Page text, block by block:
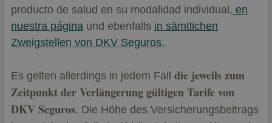
producto de salud en su modalidad individual, en
nuestra página und ebenfalls in sämtlichen
Zweigstellen von DKV Seguros..
Es gelten allerdings in jedem Fall die jeweils zum
Zeitpunkt der Verlängerung gültigen Tarife von
DKV Seguros. Die Höhe des Versicherungsbeitrags